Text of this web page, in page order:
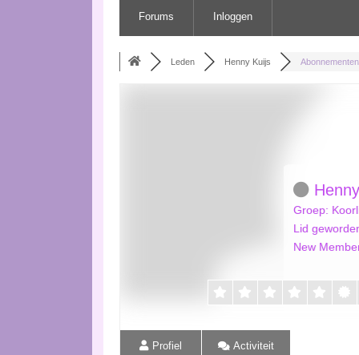
Forums Inloggen
Leden Henny Kuijs Abonnementen
Groep:
Lid
New
Profiel Activiteit